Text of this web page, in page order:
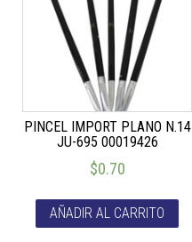
PINCEL IMPORT PLANO N.14
JU-695 00019426
$0.70
AÑADIR AL CARRITO